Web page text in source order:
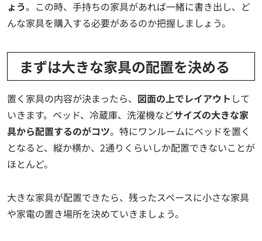
ょう。この時、手持ちの家具があれば一緒に書き出し、ど
んな家具を購入する必要があるのか把握しましょう。
まずは大きな家具の配置を決める
置く家具の内容が決まったら、 図面の上でレイアウト して
いきます。ベッド、冷蔵庫、洗濯機などサイズの大きな家
具から配置するのがコツ。特にワンルームにベッドを置く
となると、縦か横か、2通りくらいしか配置できないことが
ほとんど。
大きな家具が配置できたら、残ったスペースに小さな家具
や家電の置き場所を決めていきましょう。